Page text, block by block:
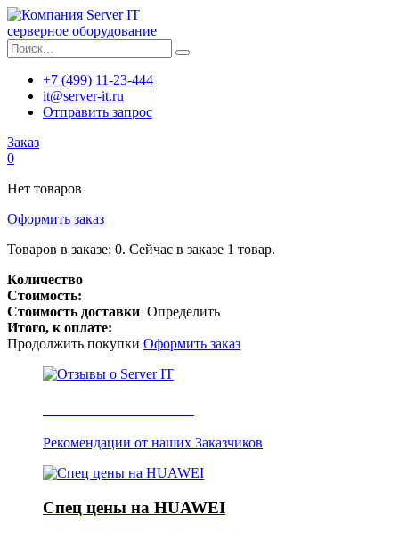
серверное оборудование
+7 (499) 11-23-444
it@server-it.ru
Отправить запрос
Заказ
0
Нет товаров
Оформить заказ
Товаров в заказе: 0. Сейчас в заказе 1 товар.
Количество
Стоимость:
Стоимость доставки Определить
Итого, к оплате:
Продолжить покупки Оформить заказ
Рекомендации от наших Заказчиков
Спец цены на HUAWEI